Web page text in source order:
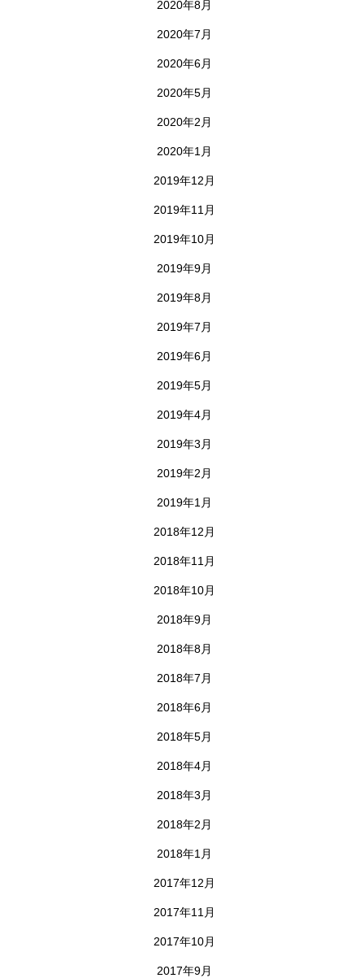
2020年8月
2020年7月
2020年6月
2020年5月
2020年2月
2020年1月
2019年12月
2019年11月
2019年10月
2019年9月
2019年8月
2019年7月
2019年6月
2019年5月
2019年4月
2019年3月
2019年2月
2019年1月
2018年12月
2018年11月
2018年10月
2018年9月
2018年8月
2018年7月
2018年6月
2018年5月
2018年4月
2018年3月
2018年2月
2018年1月
2017年12月
2017年11月
2017年10月
2017年9月